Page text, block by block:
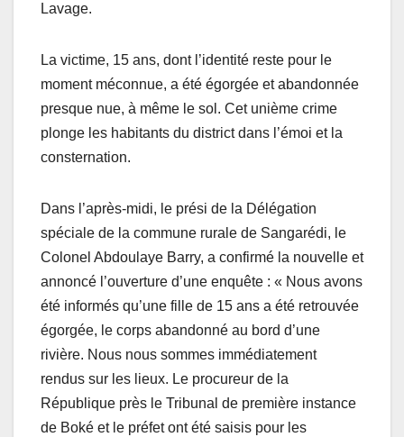
Lavage.
La victime, 15 ans, dont l’identité reste pour le
moment méconnue, a été égorgée et abandonnée
presque nue, à même le sol. Cet unième crime
plonge les habitants du district dans l’émoi et la
consternation.
Dans l’après-midi, le prési de la Délégation
spéciale de la commune rurale de Sangarédi, le
Colonel Abdoulaye Barry, a confirmé la nouvelle et
annoncé l’ouverture d’une enquête : « Nous avons
été informés qu’une fille de 15 ans a été retrouvée
égorgée, le corps abandonné au bord d’une
rivière. Nous nous sommes immédiatement
rendus sur les lieux. Le procureur de la
République près le Tribunal de première instance
de Boké et le préfet ont été saisis pour les